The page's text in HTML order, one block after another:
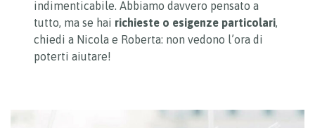
indimenticabile. Abbiamo davvero pensato a
tutto, ma se hai richieste o esigenze particolari,
chiedi a Nicola e Roberta: non vedono l’ora di
poterti aiutare!